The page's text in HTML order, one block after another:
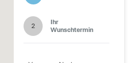
2
Ihr
Wunschtermin